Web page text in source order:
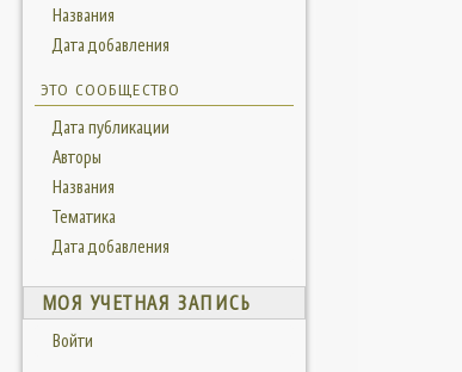
Названия
Дата добавления
ЭТО СООБЩЕСТВО
Дата публикации
Авторы
Названия
Тематика
Дата добавления
МОЯ УЧЕТНАЯ ЗАПИСЬ
Войти